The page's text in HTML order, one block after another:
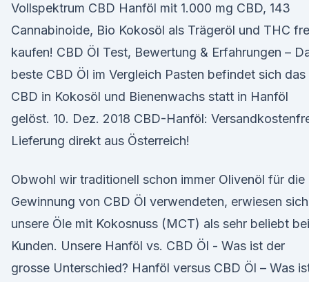
Vollspektrum CBD Hanföl mit 1.000 mg CBD, 143
Cannabinoide, Bio Kokosöl als Trägeröl und THC
kaufen! CBD Öl Test, Bewertung & Erfahrungen –
beste CBD Öl im Vergleich Pasten befindet sich das
CBD in Kokosöl und Bienenwachs statt in Hanföl
gelöst. 10. Dez. 2018 CBD-Hanföl:
Lieferung direkt aus Österreich!
Obwohl wir traditionell schon immer Olivenöl für die
Gewinnung von CBD Öl verwendeten, erwiesen sich
unsere Öle mit Kokosnuss (MCT) als sehr beliebt
Kunden. Unsere Hanföl vs. CBD Öl - Was ist der
grosse Unterschied? Hanföl versus CBD Öl – Was